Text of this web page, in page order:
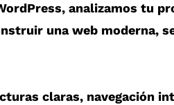
, analizamos tu
una web moderna,
claras, navegación